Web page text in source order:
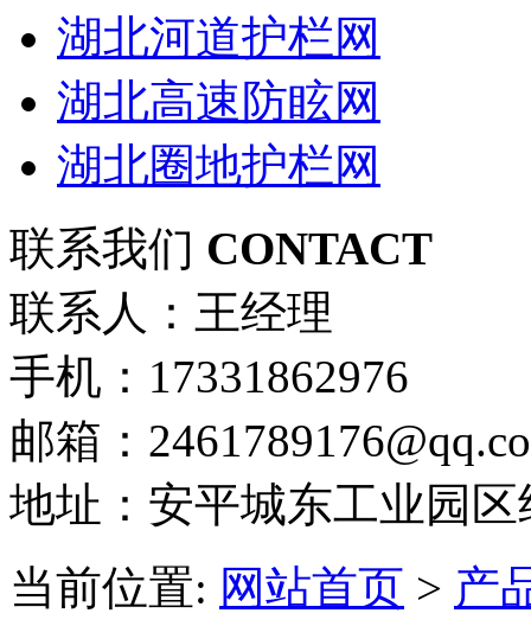
湖北河道护栏网
湖北高速防眩网
湖北圈地护栏网
联系我们 CONTACT
联系人：王经理
手机：17331862976
邮箱：
地址：安平城东工业园区
当前位置: 网站首页 > 产